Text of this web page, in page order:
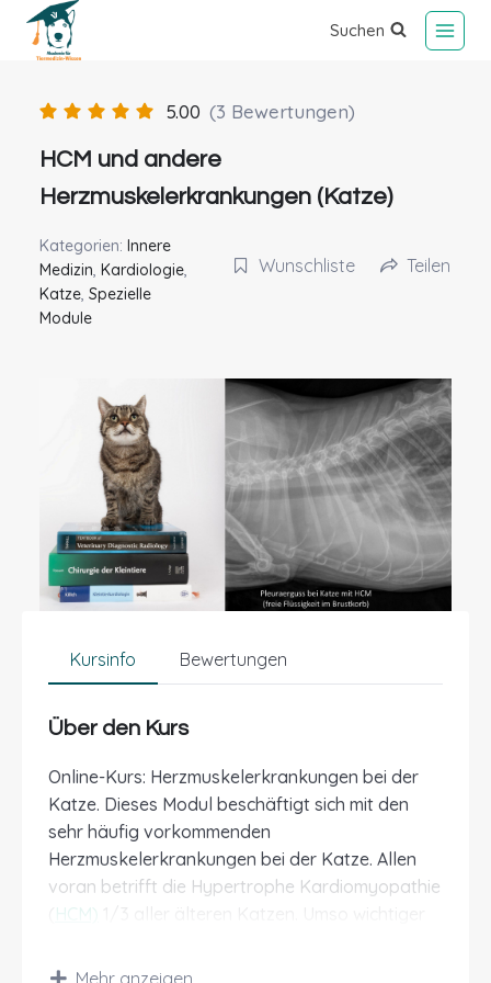
Suchen
5.00 (3 Bewertungen)
HCM und andere
Herzmuskelerkrankungen (Katze)
Kategorien: Innere
Medizin, Kardiologie,
Katze, Spezielle
Module
Wunschliste Teilen
Kursinfo Bewertungen
Über den Kurs
Online-Kurs: Herzmuskelerkrankungen bei der
Katze. Dieses Modul beschäftigt sich mit den
sehr häufig vorkommenden
Herzmuskelerkrankungen bei der Katze. Allen
voran betrifft die Hypertrophe Kardiomyopathie
HCM)
den Ernstfall vorbereitet sind!
Mehr anzeigen